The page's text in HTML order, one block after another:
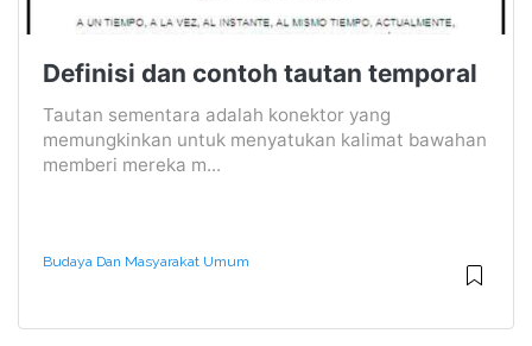
Definisi dan contoh tautan temporal
Tautan sementara adalah konektor yang
memungkinkan untuk menyatukan kalimat bawahan
memberi mereka m...
Budaya Dan Masyarakat Umum